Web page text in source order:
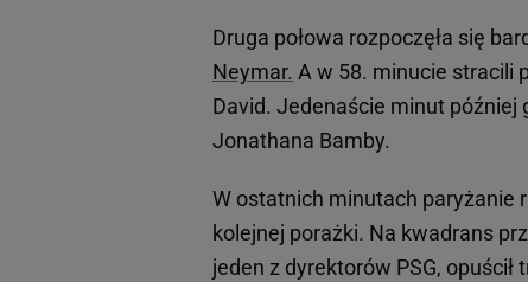
Druga połowa rozpoczęła się
Neymar. A w 58. minucie stracili
David. Jedenaście minut później
Jonathana Bamby.
W ostatnich minutach paryżanie
kolejnej porażki. Na kwadrans
jeden z dyrektorów PSG, opuścił